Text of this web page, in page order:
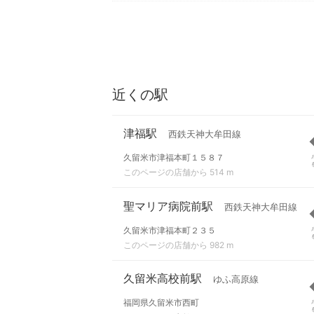
近くの駅
津福駅 西鉄天神大牟田線
久留米市津福本町１５８７
このページの店舗から 514 m
聖マリア病院前駅 西鉄天神大牟田線
久留米市津福本町２３５
このページの店舗から 982 m
久留米高校前駅 ゆふ高原線
福岡県久留米市西町